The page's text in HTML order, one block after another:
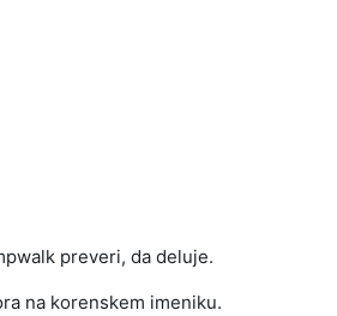
preveri, da deluje.
na korenskem imeniku.